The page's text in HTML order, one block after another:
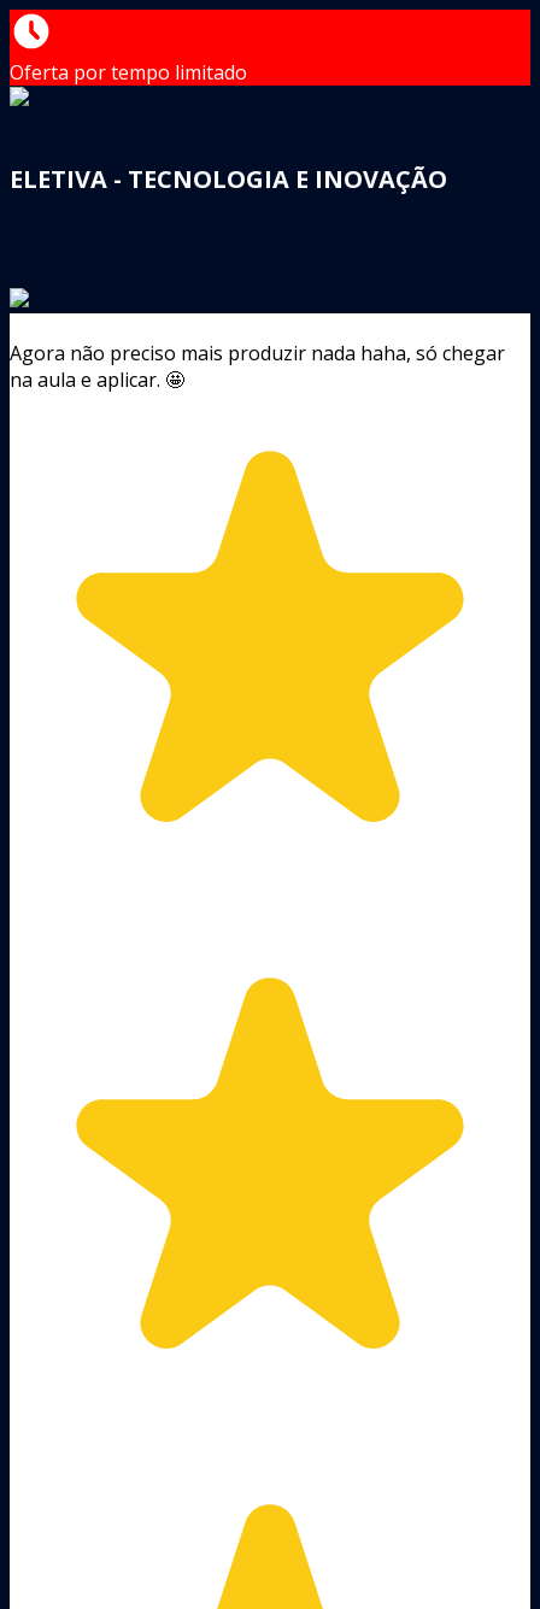
Oferta por tempo limitado
ELETIVA - TECNOLOGIA E INOVAÇÃO
Agora não preciso mais produzir nada haha, só chegar
na aula e aplicar. 🤩